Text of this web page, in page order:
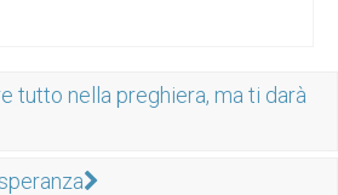
tutto nella preghiera, ma ti darà